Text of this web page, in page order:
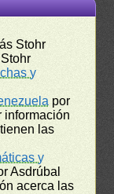
Stohr
y
por
información
las
y
Asdrúbal
acerca las